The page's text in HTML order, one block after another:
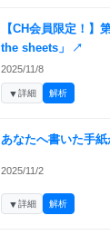
【CH会員限定！】
the sheets」
↗
2025/11/8
▼詳細 解析
あなたへ書いた手
2025/11/2
▼詳細 解析